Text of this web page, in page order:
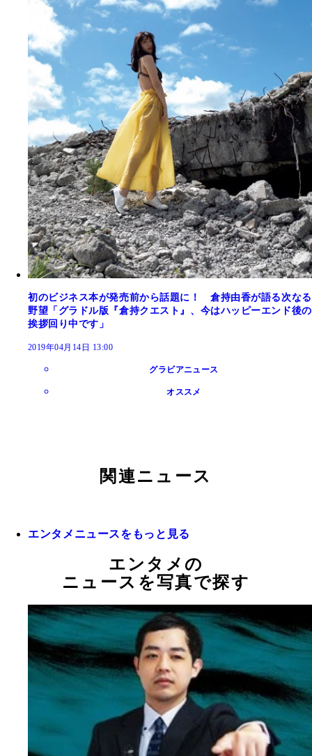
初のビジネス本が発売前から話題に！ 倉持由香が語る次なる
野望「グラドル版『倉持クエスト』、今はハッピーエンド後の
挨拶回り中です」
2019年04月14日 13:00
グラビアニュース
オススメ
関連ニュース
エンタメニュースをもっと見る
エンタメの
ニュースを写真で探す